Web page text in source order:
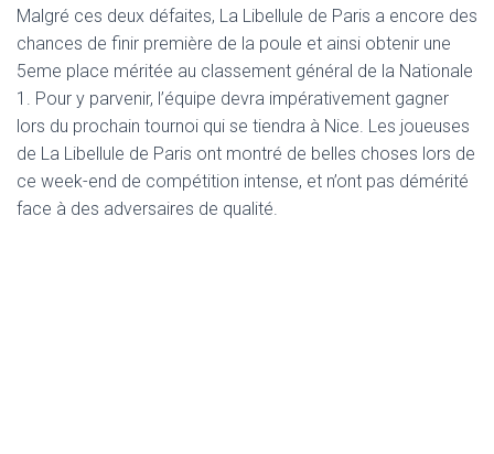
Malgré ces deux défaites, La Libellule de Paris a encore des
chances de finir première de la poule et ainsi obtenir une
5eme place méritée au classement général de la Nationale
1. Pour y parvenir, l’équipe devra impérativement gagner
lors du prochain tournoi qui se tiendra à Nice. Les joueuses
de La Libellule de Paris ont montré de belles choses lors de
ce week-end de compétition intense, et n’ont pas démérité
face à des adversaires de qualité.